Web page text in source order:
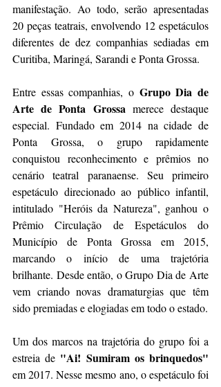
manifestação. Ao todo, serão apresentadas
20 peças teatrais, envolvendo 12 espetáculos
diferentes de dez companhias sediadas em
Curitiba, Maringá, Sarandi e Ponta Grossa.
Entre essas companhias, o Grupo Dia de
Arte de Ponta Grossa merece destaque
especial. Fundado em 2014 na cidade de
Ponta Grossa, o grupo rapidamente
conquistou reconhecimento e prêmios no
cenário teatral paranaense. Seu primeiro
espetáculo direcionado ao público infantil,
intitulado "Heróis da Natureza", ganhou o
Prêmio Circulação de Espetáculos do
Município de Ponta Grossa em 2015,
marcando o início de uma trajetória
brilhante. Desde então, o Grupo Dia de Arte
vem criando novas dramaturgias que têm
sido premiadas e elogiadas em todo o estado.
Um dos marcos na trajetória do grupo foi a
estreia de "Ai! Sumiram os brinquedos"
em 2017. Nesse mesmo ano, o espetáculo foi